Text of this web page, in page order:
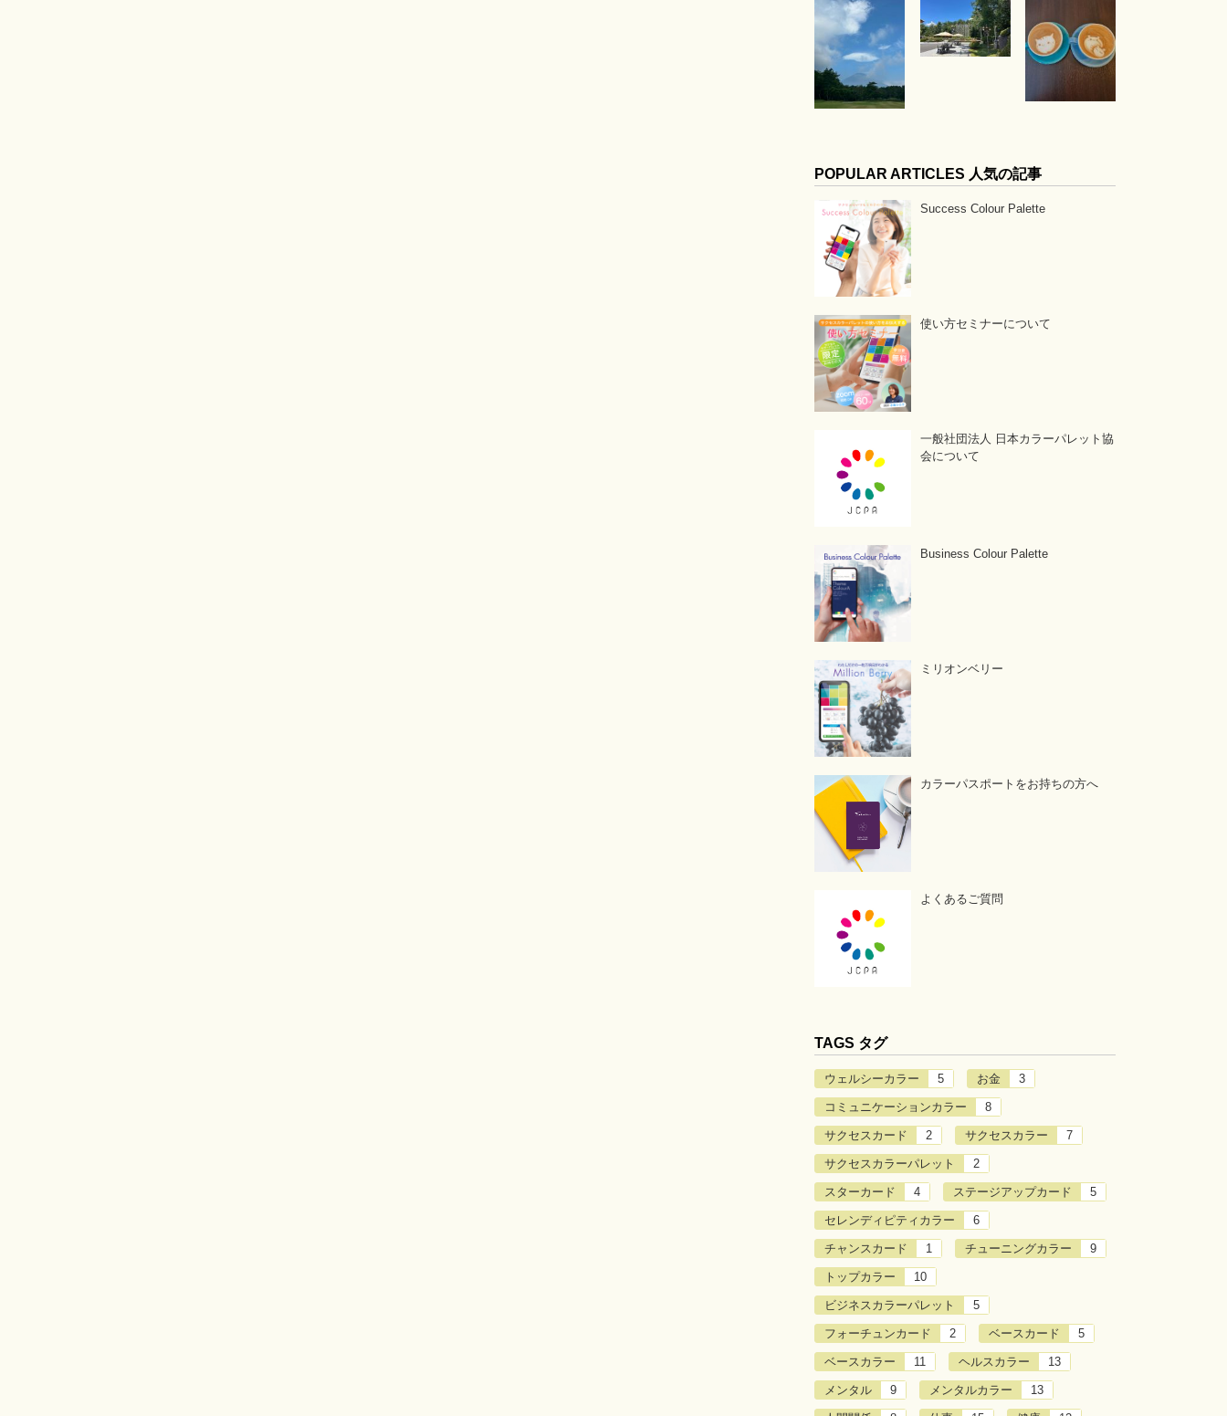
POPULAR ARTICLES 人気の記事
Success Colour Palette
使い方セミナーについて
一般社団法人 日本カラーパレット協
会について
Business Colour Palette
ミリオンベリー
カラーパスポートをお持ちの方へ
よくあるご質問
TAGS タグ
ウェルシーカラー 5 お金 3
コミュニケーションカラー 8
サクセスカード 2 サクセスカラー 7
サクセスカラーパレット 2
スターカード 4 ステージアップカード 5
セレンディピティカラー 6
チャンスカード 1 チューニングカラー 9
トップカラー 10
ビジネスカラーパレット 5
フォーチュンカード 2 ベースカード 5
ベースカラー 11 ヘルスカラー 13
メンタル 9 メンタルカラー 13